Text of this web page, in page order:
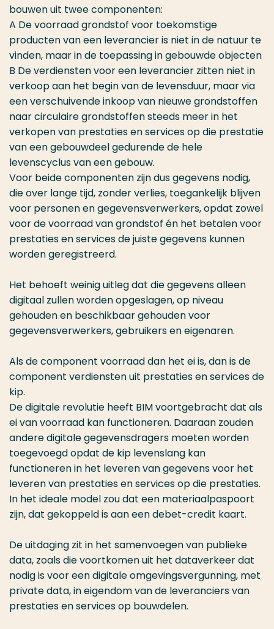
bouwen uit twee componenten:
A De voorraad grondstof voor toekomstige
producten van een leverancier is niet in de natuur te
vinden, maar in de toepassing in gebouwde objecten
B De verdiensten voor een leverancier zitten niet in
verkoop aan het begin van de levensduur, maar via
een verschuivende inkoop van nieuwe grondstoffen
naar circulaire grondstoffen steeds meer in het
verkopen van prestaties en services op die prestatie
van een gebouwdeel gedurende de hele
levenscyclus van een gebouw.
Voor beide componenten zijn dus gegevens nodig,
die over lange tijd, zonder verlies, toegankelijk blijven
voor personen en gegevensverwerkers, opdat zowel
voor de voorraad van grondstof én het betalen voor
prestaties en services de juiste gegevens kunnen
worden geregistreerd.
Het behoeft weinig uitleg dat die gegevens alleen
digitaal zullen worden opgeslagen, op niveau
gehouden en beschikbaar gehouden voor
gegevensverwerkers, gebruikers en eigenaren.
Als de component voorraad dan het ei is, dan is de
component verdiensten uit prestaties en services de
kip.
De digitale revolutie heeft BIM voortgebracht dat als
ei van voorraad kan functioneren. Daaraan zouden
andere digitale gegevensdragers moeten worden
toegevoegd opdat de kip levenslang kan
functioneren in het leveren van gegevens voor het
leveren van prestaties en services op die prestaties.
In het ideale model zou dat een materiaalpaspoort
zijn, dat gekoppeld is aan een debet-credit kaart.
De uitdaging zit in het samenvoegen van publieke
data, zoals die voortkomen uit het dataverkeer dat
nodig is voor een digitale omgevingsvergunning, met
private data, in eigendom van de leveranciers van
prestaties en services op bouwdelen.